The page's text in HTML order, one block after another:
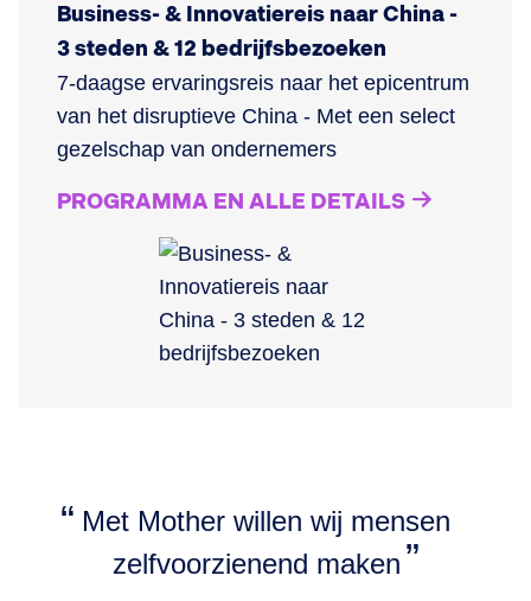
Business- & Innovatiereis naar China -
3 steden & 12 bedrijfsbezoeken
7-daagse ervaringsreis naar het epicentrum
van het disruptieve China - Met een select
gezelschap van ondernemers
PROGRAMMA EN ALLE DETAILS
Met Mother willen wij mensen
zelfvoorzienend maken